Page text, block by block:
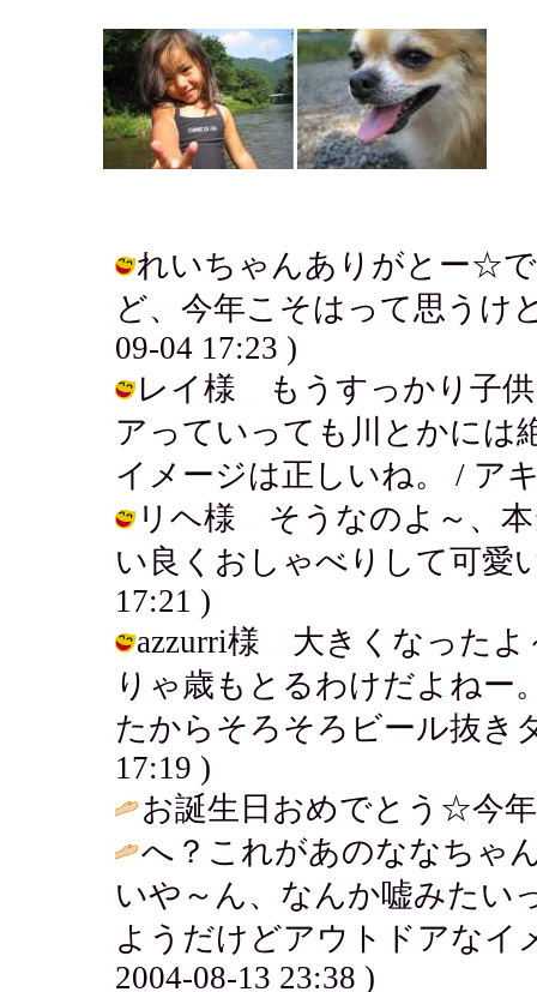
れいちゃんありがとー☆
ど、今年こそはって思うけ
09-04 17:23 )
レイ様 もうすっかり子供
アっていっても川とかには
イメージは正しいね。 / ア
リヘ様 そうなのよ～、本
い良くおしゃべりして可愛
17:21 )
azzurri様 大きくなったよ
りゃ歳もとるわけだよねー
たからそろそろビール抜き
17:19 )
お誕生日おめでとう☆今
へ？これがあのななちゃ
いや～ん、なんか嘘みたい
ようだけどアウトドアなイ
2004-08-13 23:38 )